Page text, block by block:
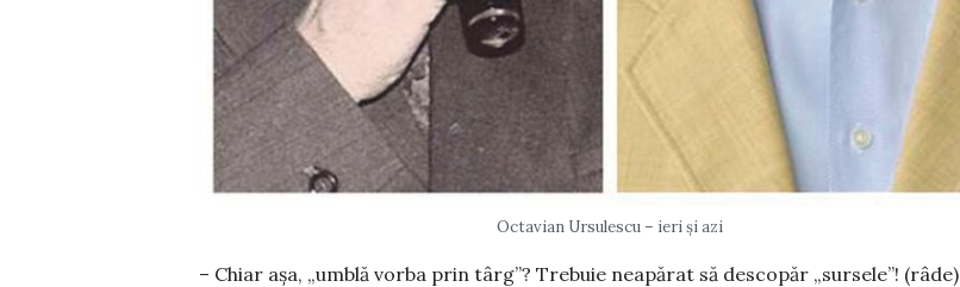
Octavian Ursulescu – ieri și azi
– Chiar așa, „umblă vorba prin târg”? Tre­buie neapărat să descopăr „sursele”! (râde)